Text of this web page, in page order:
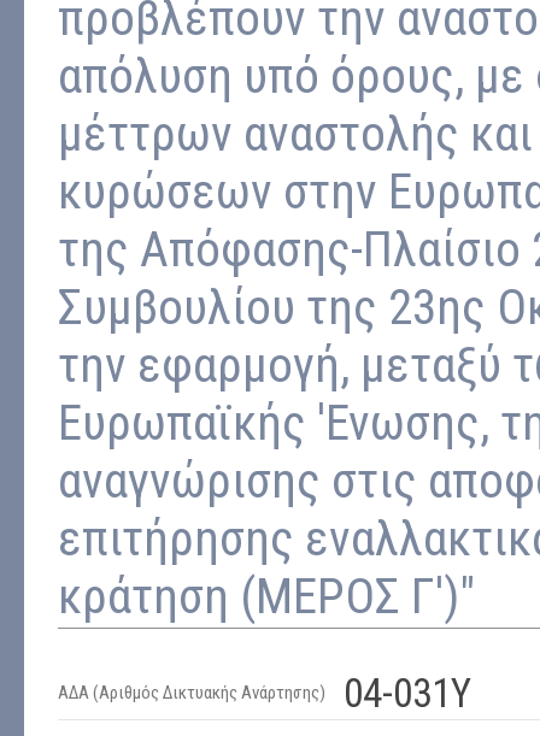
προβλέπουν την
απόλυση υπό όρους,
μέττρων αναστολής
κυρώσεων στην
της Απόφασης-
Συμβουλίου της 23ης
την εφαρμογή, μεταξύ
Ευρωπαϊκής 'Ενωσης,
αναγνώρισης στις
επιτήρησης
κράτηση (ΜΕΡΟΣ Γ')"
ΑΔΑ (Αριθμός Δικτυακής Ανάρτησης) 04-031Υ